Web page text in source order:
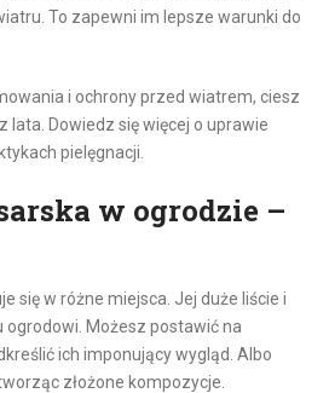
To zapewni im lepsze warunki do
i ochrony przed wiatrem, ciesz
lata. Dowiedz się więcej o uprawie
pielęgnacji.
w ogrodzie –
się w różne miejsca. Jej duże liście i
ogrodowi. Możesz postawić na
ich imponujący wygląd. Albo
złożone kompozycje.